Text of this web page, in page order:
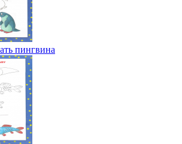
пингвина